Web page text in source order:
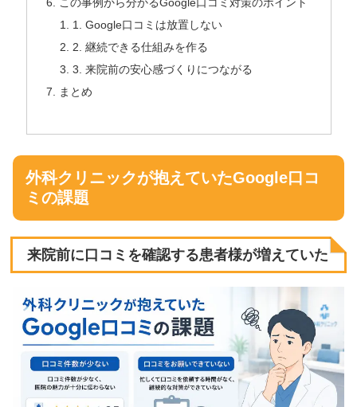
1. Google口コミは放置しない
2. 継続できる仕組みを作る
3. 来院前の安心感づくりにつながる
まとめ
外科クリニックが抱えていたGoogle口コ
ミの課題
来院前に口コミを確認する患者様が増えていた